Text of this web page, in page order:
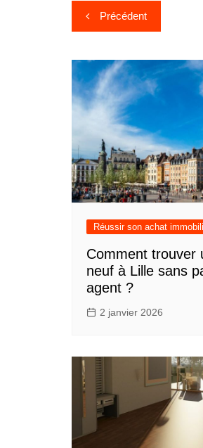
Navigation
de
l’article
Précédent
Réussir son achat
Comment trouver
neuf à Lille sans
agent ?
2 janvier 2026